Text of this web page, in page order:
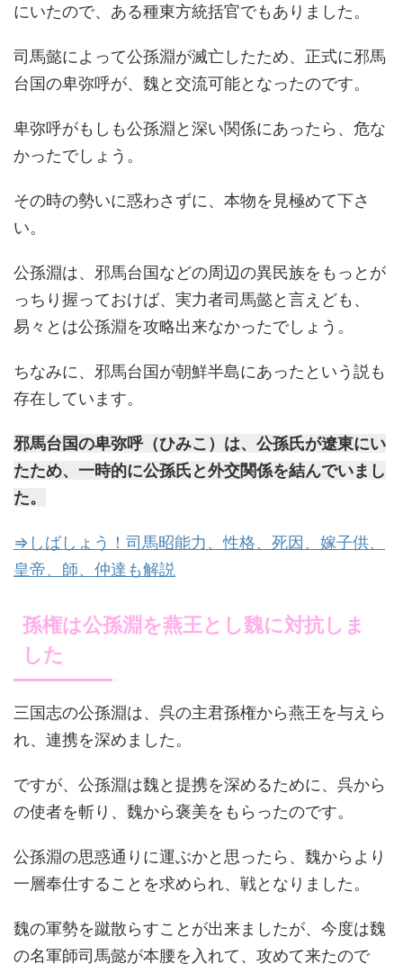
にいたので、ある種東方統括官でもありました。
司馬懿によって公孫淵が滅亡したため、正式に邪馬
台国の卑弥呼が、魏と交流可能となったのです。
卑弥呼がもしも公孫淵と深い関係にあったら、危な
かったでしょう。
その時の勢いに惑わさずに、本物を見極めて下さ
い。
公孫淵は、邪馬台国などの周辺の異民族をもっとが
っちり握っておけば、実力者司馬懿と言えども、
易々とは公孫淵を攻略出来なかったでしょう。
ちなみに、邪馬台国が朝鮮半島にあったという説も
存在しています。
邪馬台国の卑弥呼（ひみこ）は、公孫氏が遼東にい
たため、一時的に公孫氏と外交関係を結んでいまし
た。
⇒しばしょう！司馬昭能力、性格、死因、嫁子供、
皇帝、師、仲達も解説
孫権は公孫淵を燕王とし魏に対抗しま
した
三国志の公孫淵は、呉の主君孫権から燕王を与えら
れ、連携を深めました。
ですが、公孫淵は魏と提携を深めるために、呉から
の使者を斬り、魏から褒美をもらったのです。
公孫淵の思惑通りに運ぶかと思ったら、魏からより
一層奉仕することを求められ、戦となりました。
魏の軍勢を蹴散らすことが出来ましたが、今度は魏
の名軍師司馬懿が本腰を入れて、攻めて来たので